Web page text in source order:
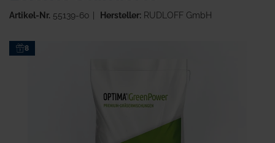
Zum8
Artikel-Nr. 55139-60 Hersteller:RUDLOFF GmbH